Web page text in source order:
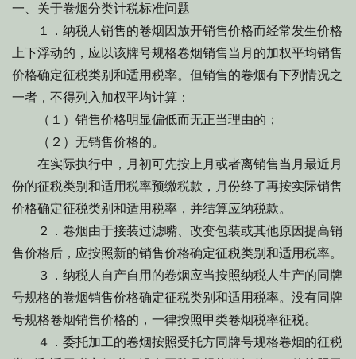
一、关于卷烟分类计税标准问题
１．纳税人销售的卷烟因放开销售价格而经常发生价格
上下浮动的，应以该牌号规格卷烟销售当月的加权平均销售
价格确定征税类别和适用税率。但销售的卷烟有下列情况之
一者，不得列入加权平均计算：
（１）销售价格明显偏低而无正当理由的；
（２）无销售价格的。
在实际执行中，月初可先按上月或者离销售当月最近月
份的征税类别和适用税率预缴税款，月份终了再按实际销售
价格确定征税类别和适用税率，并结算应纳税款。
２．卷烟由于接装过滤嘴、改变包装或其他原因提高销
售价格后，应按照新的销售价格确定征税类别和适用税率。
３．纳税人自产自用的卷烟应当按照纳税人生产的同牌
号规格的卷烟销售价格确定征税类别和适用税率。没有同牌
号规格卷烟销售价格的，一律按照甲类卷烟税率征税。
４．委托加工的卷烟按照受托方同牌号规格卷烟的征税